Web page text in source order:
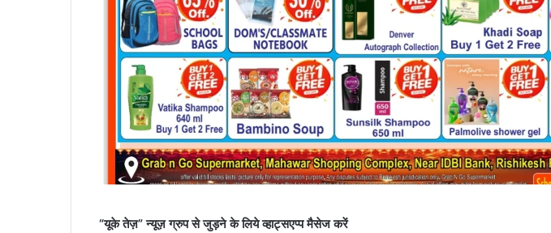
“यूके तेज़” न्यूज़ ग्रुप से जुड़ने के लिये व्हाट्सएप्प मैसेज करें